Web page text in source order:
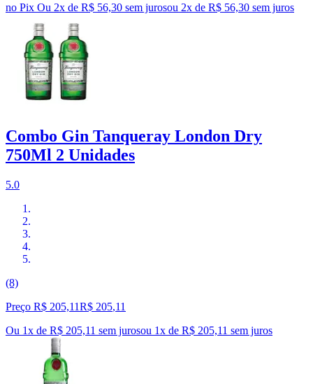
no Pix Ou 2x de R$ 56,30 sem jurosou 2x de R$ 56,30 sem juros
Combo Gin Tanqueray London Dry
750Ml 2 Unidades
5.0
(8)
Preço R$ 205,11R$ 205,11
Ou 1x de R$ 205,11 sem jurosou 1x de R$ 205,11 sem juros